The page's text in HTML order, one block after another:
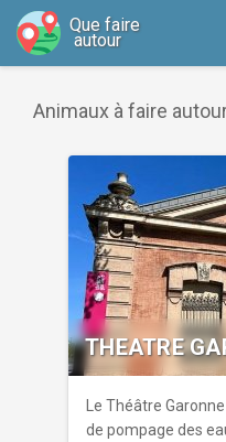
Que faire
autour
Animaux à faire
THEATRE
Le Théâtre
de pompage des